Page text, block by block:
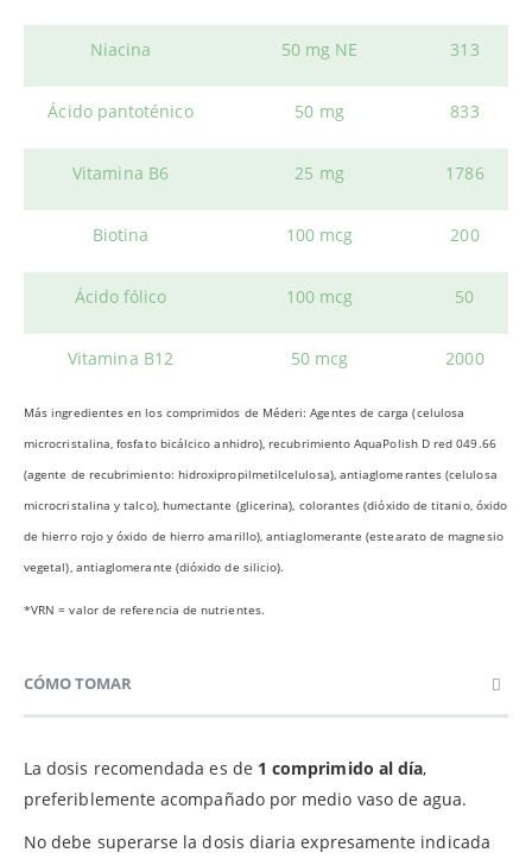
Niacina 50 mg NE 313
Ácido pantoténico 50 mg 833
Vitamina B6 25 mg 1786
Biotina 100 mcg 200
Ácido fólico 100 mcg 50
Vitamina B12 50 mcg 2000
Más ingredientes en los comprimidos de Méderi: Agentes de carga (celulosa
microcristalina, fosfato bicálcico anhidro), recubrimiento AquaPolish D red 049.66
(agente de recubrimiento: hidroxipropilmetilcelulosa), antiaglomerantes (celulosa
microcristalina y talco), humectante (glicerina), colorantes (dióxido de titanio, óxido
de hierro rojo y óxido de hierro amarillo), antiaglomerante (estearato de magnesio
vegetal), antiaglomerante (dióxido de silicio).
*VRN = valor de referencia de nutrientes.
CÓMO TOMAR
La dosis recomendada es de 1 comprimido al día,
preferiblemente acompañado por medio vaso de agua.
No debe superarse la dosis diaria expresamente indicada